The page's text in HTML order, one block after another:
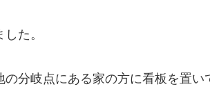
た。
分岐点にある家の方に看板を置い